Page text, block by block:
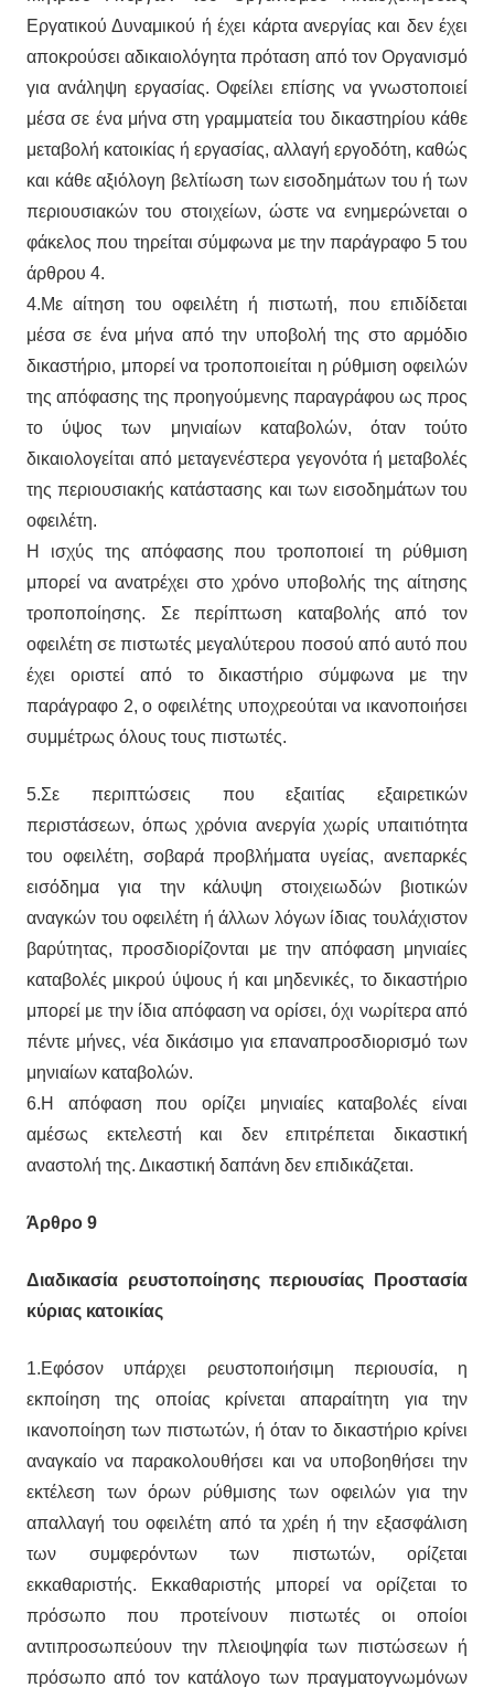
Εργατικού Δυναμικού ή έχει κάρτα ανεργίας και δεν έχει
αποκρούσει αδικαιολόγητα πρόταση από τον Οργανισμό
για ανάληψη εργασίας. Οφείλει επίσης να γνωστοποιεί
μέσα σε ένα μήνα στη γραμματεία του δικαστηρίου κάθε
μεταβολή κατοικίας ή εργασίας, αλλαγή εργοδότη, καθώς
και κάθε αξιόλογη βελτίωση των εισοδημάτων του ή των
περιουσιακών του στοιχείων, ώστε να ενημερώνεται ο
φάκελος που τηρείται σύμφωνα με την παράγραφο 5 του
άρθρου 4.
4.Με αίτηση του οφειλέτη ή πιστωτή, που επιδίδεται
μέσα σε ένα μήνα από την υποβολή της στο αρμόδιο
δικαστήριο, μπορεί να τροποποιείται η ρύθμιση οφειλών
της απόφασης της προηγούμενης παραγράφου ως προς
το ύψος των μηνιαίων καταβολών, όταν τούτο
δικαιολογείται από μεταγενέστερα γεγονότα ή μεταβολές
της περιουσιακής κατάστασης και των εισοδημάτων του
οφειλέτη.
Η ισχύς της απόφασης που τροποποιεί τη ρύθμιση
μπορεί να ανατρέχει στο χρόνο υποβολής της αίτησης
τροποποίησης. Σε περίπτωση καταβολής από τον
οφειλέτη σε πιστωτές μεγαλύτερου ποσού από αυτό που
έχει οριστεί από το δικαστήριο σύμφωνα με την
παράγραφο 2, ο οφειλέτης υποχρεούται να ικανοποιήσει
συμμέτρως όλους τους πιστωτές.
5.Σε περιπτώσεις που εξαιτίας εξαιρετικών
περιστάσεων, όπως χρόνια ανεργία χωρίς υπαιτιότητα
του οφειλέτη, σοβαρά προβλήματα υγείας, ανεπαρκές
εισόδημα για την κάλυψη στοιχειωδών βιοτικών
αναγκών του οφειλέτη ή άλλων λόγων ίδιας τουλάχιστον
βαρύτητας, προσδιορίζονται με την απόφαση μηνιαίες
καταβολές μικρού ύψους ή και μηδενικές, το δικαστήριο
μπορεί με την ίδια απόφαση να ορίσει, όχι νωρίτερα από
πέντε μήνες, νέα δικάσιμο για επαναπροσδιορισμό των
μηνιαίων καταβολών.
6.Η απόφαση που ορίζει μηνιαίες καταβολές είναι
αμέσως εκτελεστή και δεν επιτρέπεται δικαστική
αναστολή της. Δικαστική δαπάνη δεν επιδικάζεται.
Άρθρο 9
Διαδικασία ρευστοποίησης περιουσίας Προστασία
κύριας κατοικίας
1.Εφόσον υπάρχει ρευστοποιήσιμη περιουσία, η
εκποίηση της οποίας κρίνεται απαραίτητη για την
ικανοποίηση των πιστωτών, ή όταν το δικαστήριο κρίνει
αναγκαίο να παρακολουθήσει και να υποβοηθήσει την
εκτέλεση των όρων ρύθμισης των οφειλών για την
απαλλαγή του οφειλέτη από τα χρέη ή την εξασφάλιση
των συμφερόντων των πιστωτών, ορίζεται
εκκαθαριστής. Εκκαθαριστής μπορεί να ορίζεται το
πρόσωπο που προτείνουν πιστωτές οι οποίοι
αντιπροσωπεύουν την πλειοψηφία των πιστώσεων ή
πρόσωπο από τον κατάλογο των πραγματογνωμόνων